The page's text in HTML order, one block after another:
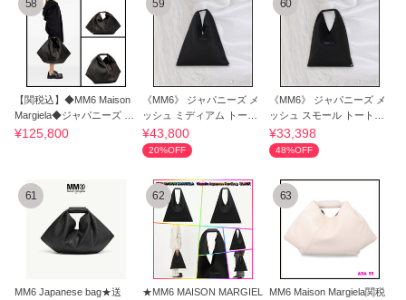
58
【関税込】◆MM6 Maison
Margiela◆ジャパニーズ ト
ートバッグ
¥125,800
59
《MM6》 ジャパニーズ メ
ッシュ ミディアム トート
バッグ
¥43,800
20%OFF
60
《MM6》 ジャパニーズ メ
ッシュ スモール トートバ
ッグ
¥33,398
48%OFF
61
MM6 Japanese bag★送
62
★MM6 MAISON MARGIEL
63
MM6 Maison Margiela関税